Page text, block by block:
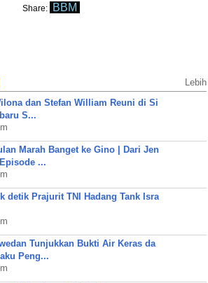
Share: BBM
Lebih
dan Stefan William Reuni di Si
S...
Marah Banget ke Gino | Dari Jen
...
detik Prajurit TNI Hadang Tank Isra
Tunjukkan Bukti Air Keras da
Peng...